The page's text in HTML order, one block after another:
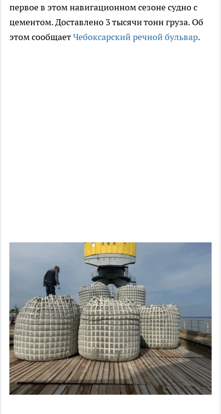
первое в этом навигационном сезоне судно с
цементом. Доставлено 3 тысячи тонн груза. Об
этом сообщаетЧебоксарский речной бульвар.